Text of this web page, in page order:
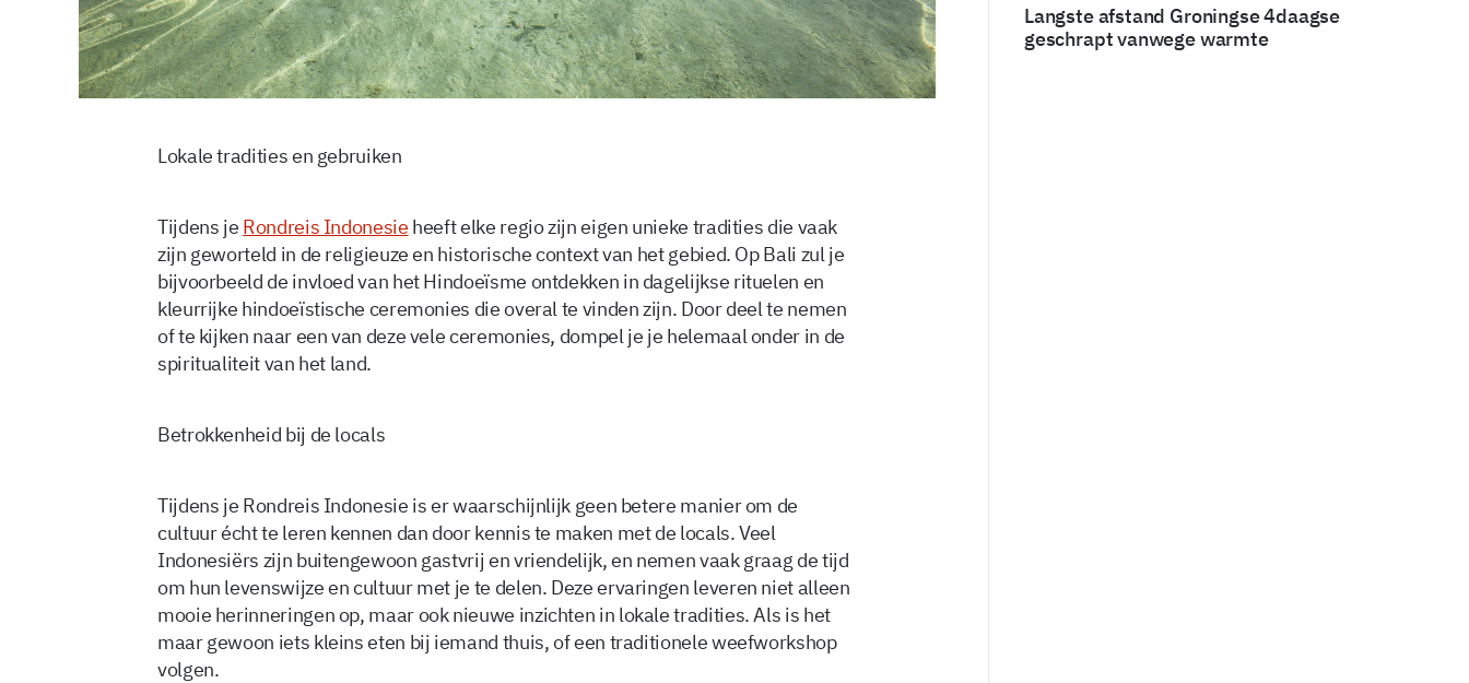
Lokale tradities en gebruiken
Tijdens je Rondreis Indonesie heeft elke regio zijn eigen unieke tradities die vaak
zijn geworteld in de religieuze en historische context van het gebied. Op Bali zul je
bijvoorbeeld de invloed van het Hindoeïsme ontdekken in dagelijkse rituelen en
kleurrijke hindoeïstische ceremonies die overal te vinden zijn. Door deel te nemen
of te kijken naar een van deze vele ceremonies, dompel je je helemaal onder in de
spiritualiteit van het land.
Betrokkenheid bij de locals
Tijdens je Rondreis Indonesie is er waarschijnlijk geen betere manier om de
cultuur écht te leren kennen dan door kennis te maken met de locals. Veel
Indonesiërs zijn buitengewoon gastvrij en vriendelijk, en nemen vaak graag de tijd
om hun levenswijze en cultuur met je te delen. Deze ervaringen leveren niet alleen
mooie herinneringen op, maar ook nieuwe inzichten in lokale tradities. Als is het
maar gewoon iets kleins eten bij iemand thuis, of een traditionele weefworkshop
volgen.
Langste afstand Groningse 4daagse
geschrapt vanwege warmte